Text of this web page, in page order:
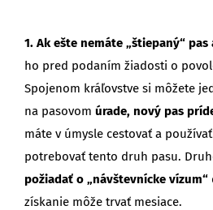
1. Ak ešte nemáte „štiepaný“ pas
ho pred podaním žiadosti o
Spojenom kráľovstve si môžete
na pasovom úrade, nový pas
máte v úmysle cestovať a používať
potrebovať tento druh pasu.
požiadať o „návštevnícke vízum“
získanie môže trvať mesiace.